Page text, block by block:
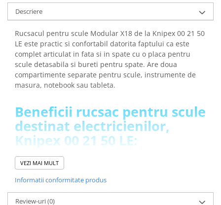
Lanterne de Cap
Lanterne de Mana
Lampi Solare
Proiectoare LED
Aeroterme
Auto
Roboti de Pornire Auto
Descriere
Rucsacul pentru scule Modular X18 de la Knipex 00 21 50
LE este practic si confortabil datorita faptului ca este
complet articulat in fata si in spate cu o placa pentru
scule detasabila si bureti pentru spate. Are doua
compartimente separate pentru scule, instrumente de
masura, notebook sau tableta.
Beneficii rucsac pentru scule
destinat electricienilor,
Knipex 00 21 50 LE:
Organizare eficienta a sculelor si accesoriilor datorita
multiplelor buzunare si bucle de prindere
Are un total de 21 de bucle de prindere si 37 de
buzunare, unele cu fermoar
VEZI MAI MULT
Informatii conformitate produs
Review-uri(0)